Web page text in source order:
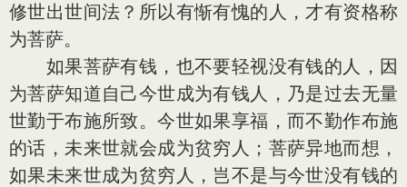
修世出世间法？所以有惭有愧的人，才有资格称
为菩萨。
如果菩萨有钱，也不要轻视没有钱的人，因
为菩萨知道自己今世成为有钱人，乃是过去无量
世勤于布施所致。今世如果享福，而不勤作布施
的话，未来世就会成为贫穷人；菩萨异地而想，
如果未来世成为贫穷人，岂不是与今世没有钱的